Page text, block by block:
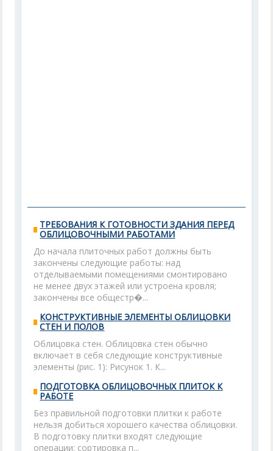
ТРЕБОВАНИЯ К ГОТОВНОСТИ ЗДАНИЯ ПЕРЕД
ОБЛИЦОВОЧНЫМИ РАБОТАМИ
До начала плиточных работ должны быть
закончены следующие работы: над
отделываемыми помещениями смонтировано
не менее двух этажей или устроена кровля;
закончены все общестр�...
КОНСТРУКТИВНЫЕ ЭЛЕМЕНТЫ ОБЛИЦОВКИ
СТЕН И ПОЛОВ
Облицовка стен. Облицовка стен обычно
включает в себя следующие конструктивные
элементы (рис. 1): Рисунок 1. К...
ПОДГОТОВКА ОБЛИЦОВОЧНЫХ ПЛИТОК К
РАБОТЕ
Без правильной подготовки плитки к работе
нельзя добиться хорошего качества облицовки.
В подготовку плитки входят следующие
операции: сортировка п...